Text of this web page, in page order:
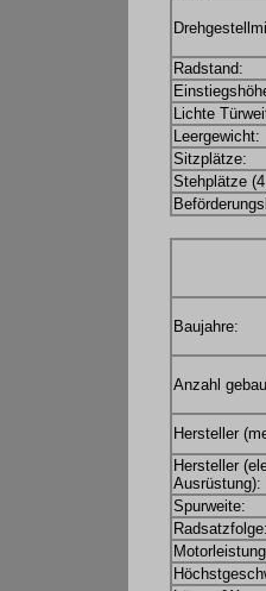
Radstand:
Lichte
Leergewicht:
Sitzplätze:
Stehplätze
Baujahre:
Anzahl
Hersteller
Hersteller
Ausrüstung):
Spurweite:
Radsatzfolge: